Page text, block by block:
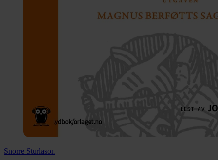
Snorre Sturlason